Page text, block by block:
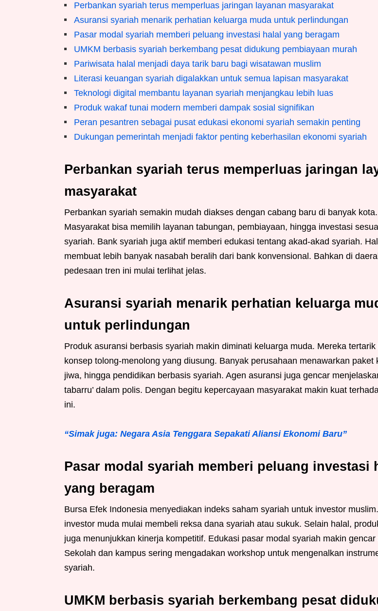
Perbankan syariah terus memperluas jaringan layanan masyarakat
Asuransi syariah menarik perhatian keluarga muda untuk perlindungan
Pasar modal syariah memberi peluang investasi halal yang beragam
UMKM berbasis syariah berkembang pesat didukung pembiayaan murah
Pariwisata halal menjadi daya tarik baru bagi wisatawan muslim
Literasi keuangan syariah digalakkan untuk semua lapisan masyarakat
Teknologi digital membantu layanan syariah menjangkau lebih luas
Produk wakaf tunai modern memberi dampak sosial signifikan
Peran pesantren sebagai pusat edukasi ekonomi syariah semakin penting
Dukungan pemerintah menjadi faktor penting keberhasilan ekonomi syariah
Perbankan syariah terus memperluas jaringan
masyarakat
Perbankan syariah semakin mudah diakses dengan cabang baru di banyak kota.
Masyarakat bisa memilih layanan tabungan, pembiayaan, hingga investasi
syariah. Bank syariah juga aktif memberi edukasi tentang akad-akad syariah.
membuat lebih banyak nasabah beralih dari bank konvensional. Bahkan di
pedesaan tren ini mulai terlihat jelas.
Asuransi syariah menarik perhatian keluarga
untuk perlindungan
Produk asuransi berbasis syariah makin diminati keluarga muda. Mereka tertarik
konsep tolong-menolong yang diusung. Banyak perusahaan menawarkan paket
jiwa, hingga pendidikan berbasis syariah. Agen asuransi juga gencar
tabarru’ dalam polis. Dengan begitu kepercayaan masyarakat makin kuat
ini.
“Simak juga: Negara Asia Tenggara Sepakati Aliansi Ekonomi Baru”
Pasar modal syariah memberi peluang investasi
yang beragam
Bursa Efek Indonesia menyediakan indeks saham syariah untuk investor
investor muda mulai membeli reksa dana syariah atau sukuk. Selain halal,
juga menunjukkan kinerja kompetitif. Edukasi pasar modal syariah makin gencar
Sekolah dan kampus sering mengadakan workshop untuk mengenalkan
syariah.
UMKM berbasis syariah berkembang pesat